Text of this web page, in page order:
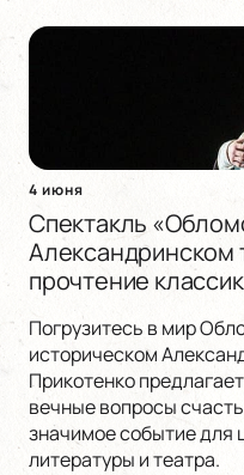
4 июня
Спектакль
Александринском
прочтение
Погрузитесь в мир
историческом
Прикотенко
вечные вопросы
значимое событие для
литературы и театра.